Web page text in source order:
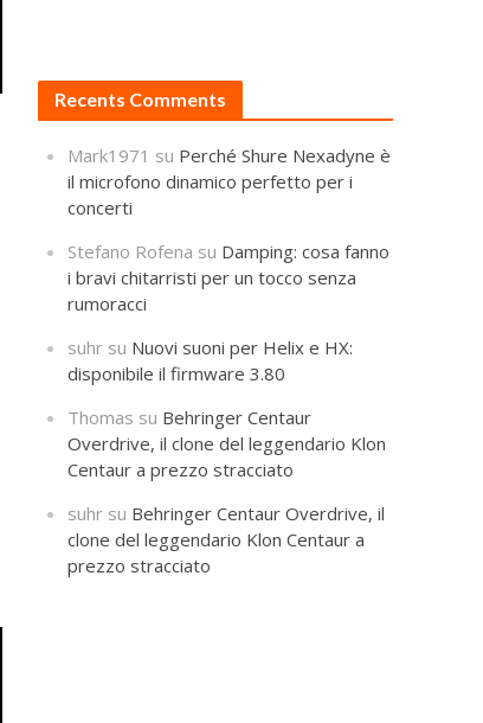
Recents Comments
Mark1971 su Perché Shure Nexadyne è
il microfono dinamico perfetto per i
concerti
Stefano Rofena su Damping: cosa fanno
i bravi chitarristi per un tocco senza
rumoracci
suhr su Nuovi suoni per Helix e HX:
disponibile il firmware 3.80
Thomas su Behringer Centaur
Overdrive, il clone del leggendario Klon
Centaur a prezzo stracciato
suhr su Behringer Centaur Overdrive, il
clone del leggendario Klon Centaur a
prezzo stracciato